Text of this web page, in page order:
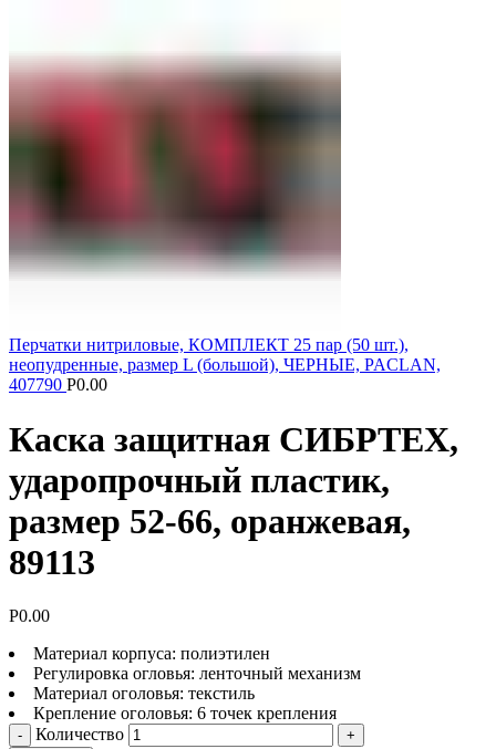
Перчатки нитриловые, КОМПЛЕКТ 25 пар (50 шт.),
неопудренные, размер L (большой), ЧЕРНЫЕ, PACLAN,
407790 Р0.00
Каска защитная СИБРТЕХ,
ударопрочный пластик,
размер 52-66, оранжевая,
89113
Р0.00
Материал корпуса: полиэтилен
Регулировка огловья: ленточный механизм
Материал оголовья: текстиль
Крепление оголовья: 6 точек крепления
Количество